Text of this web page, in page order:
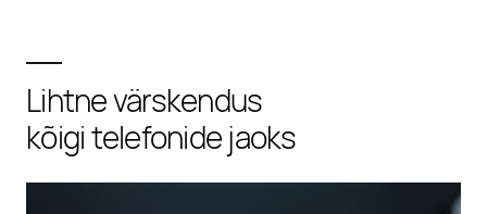
Lihtne värskendus
kõigi telefonide jaoks